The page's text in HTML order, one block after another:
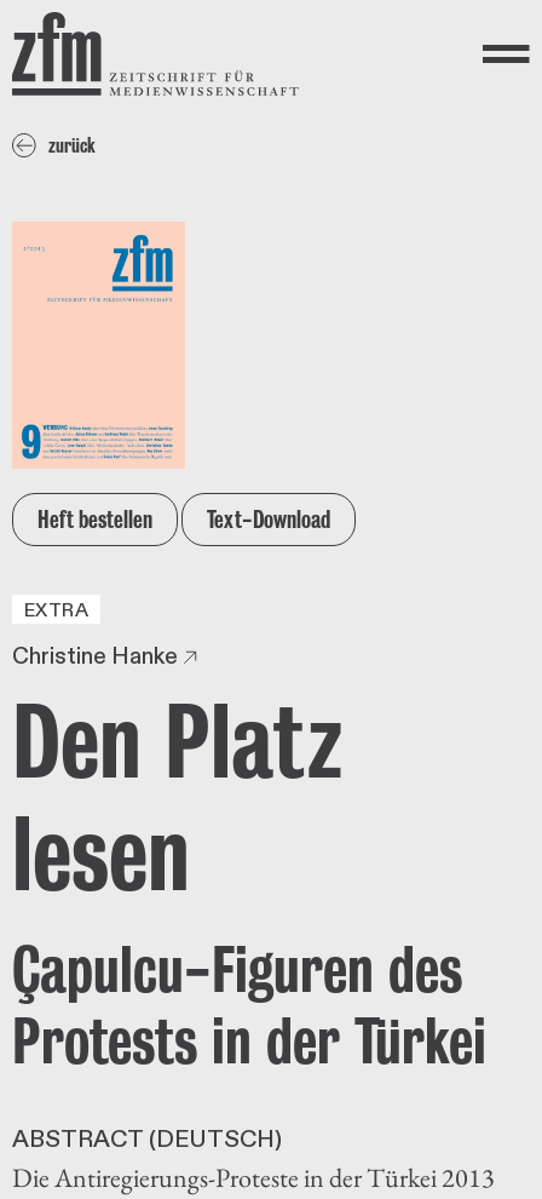
Direkt zum Inhalt
ZEITSCHRIFT FÜR
MEDIENWISSENSCHAFT
Menü
zurück
Heft bestellen Text-Download
EXTRA
Christine Hanke
Den Platz
lesen
Çapulcu-Figuren des
Protests in der Türkei
ABSTRACT (DEUTSCH)
Die Antiregierungs-Proteste in der Türkei 2013